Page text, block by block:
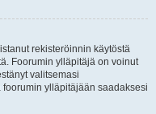
rekisteröinnin käytöstä
Foorumin ylläpitäjä on voinut
valitsemasi
foorumin ylläpitäjään saadaksesi